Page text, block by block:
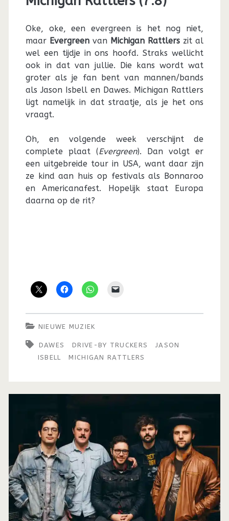
Oke, oke, een evergreen is het nog niet,
maar Evergreenvan Michigan Rattlers zit al
wel een tijdje in ons hoofd. Straks wellicht
ook in dat van jullie. Die kans wordt wat
groter als je fan bent van mannen/bands
als Jason Isbell en Dawes. Michigan Rattlers
ligt namelijk in dat straatje, als je het ons
vraagt.
Oh, en volgende week verschijnt de
complete plaat (Evergreen). Dan volgt er
een uitgebreide tour in USA, want daar zijn
ze kind aan huis op festivals als Bonnaroo
en Americanafest. Hopelijk staat Europa
daarna op de rit?
NIEUWE MUZIEK
DAWES DRIVE-BY TRUCKERS
JASON
ISBELL
MICHIGAN RATTLERS